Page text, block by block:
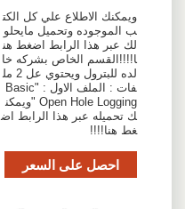
ويمكنك الاطلاع علي كل الكت
ب الموجوده وتحميل مايحلو
لك عبر هذا الرابط اضغط هن
ا!!!!القسم الخاص بشركه خا
لده للبترول ويحتوي عل 2 مل
فات : الملف الاول : "Basic
Open Hole Logging "ويمكن
ك تحميله عبر هذا الرابط اض
غط هنا!!!!
احصل على السعر